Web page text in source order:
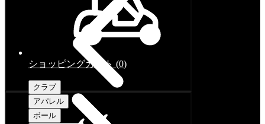
ショッピングカート (0)
クラブ
アパレル
ボール